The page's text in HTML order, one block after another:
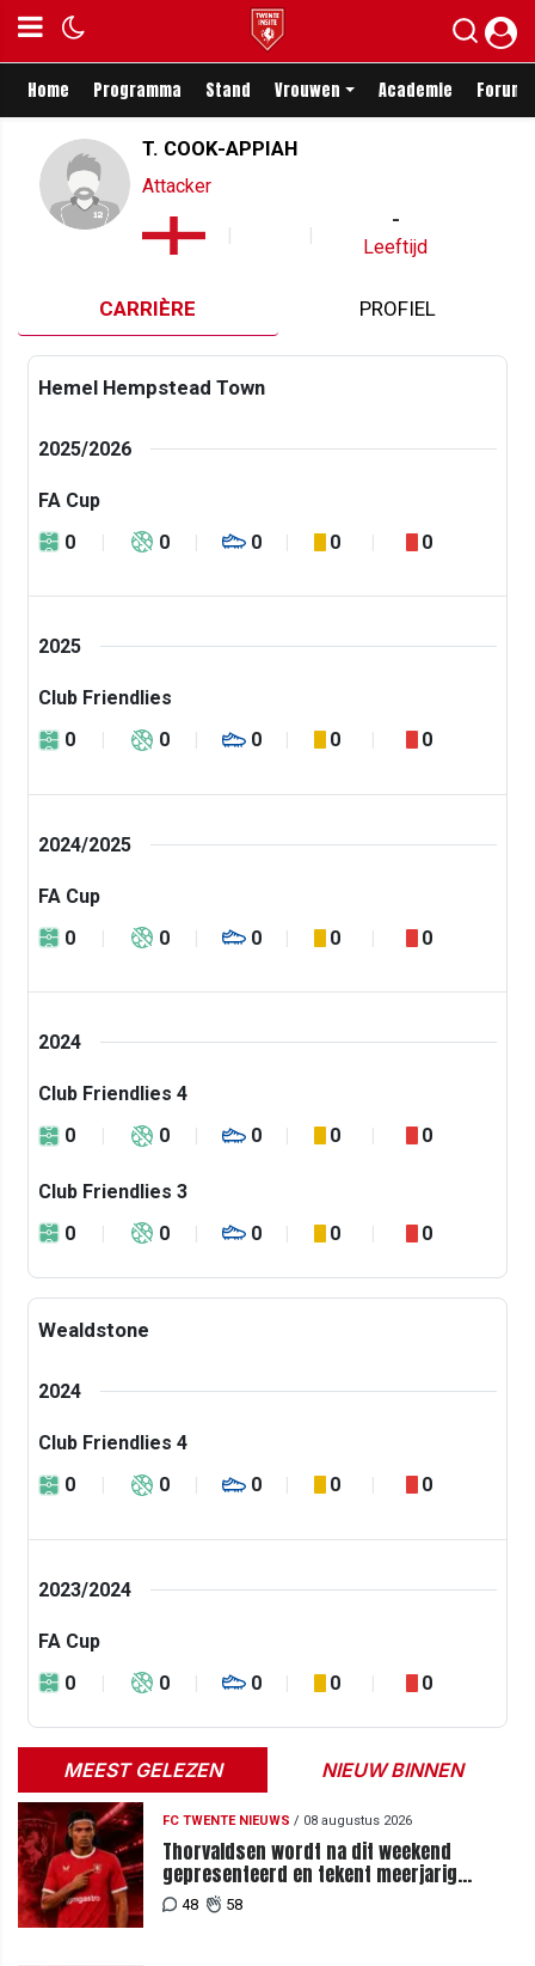
Home Programma Stand Vrouwen Academie Forum
T. COOK-APPIAH
Attacker
-
Leeftijd
CARRIÈRE PROFIEL
Hemel Hempstead Town
2025/2026
FA Cup
0
0 0 0 0
2025
Club Friendlies
0
0 0 0 0
2024/2025
FA Cup
0
0 0 0 0
2024
Club Friendlies 4
0
0 0 0 0
Club Friendlies 3
0
0 0 0 0
Wealdstone
2024
Club Friendlies 4
0
0 0 0 0
2023/2024
FA Cup
0
0 0 0 0
MEEST GELEZEN NIEUW BINNEN
FC TWENTE NIEUWS / 08 augustus 2026
Thorvaldsen wordt na dit weekend
gepresenteerd en tekent meerjarig
contract bij FC Twente
48 58